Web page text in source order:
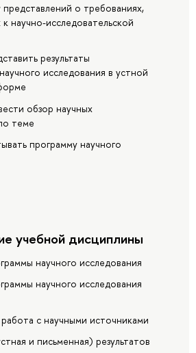
о требованиях,
научно-исследовательской
результаты
исследования в устной
обзор научных
теме
программу научного
учебной дисциплины
научного исследования
научного исследования
с научными источниками
и письменная) результатов